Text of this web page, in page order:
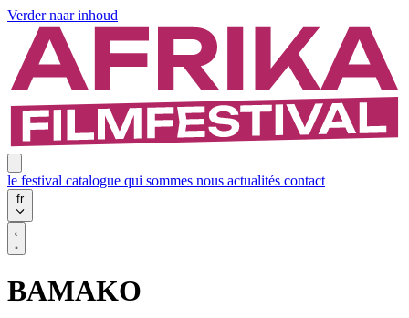
Verder naar inhoud
le festival catalogue qui sommes nous actualités contact
fr
BAMAKO